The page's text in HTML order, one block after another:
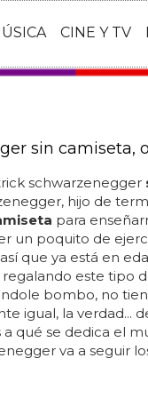
CINE Y TV
sin camiseta,
schwarzenegger
hijo de
para
un poquito de
que ya está en
regalando este tipo
bombo, no
igual, la verdad...
a qué se dedica el
va a seguir